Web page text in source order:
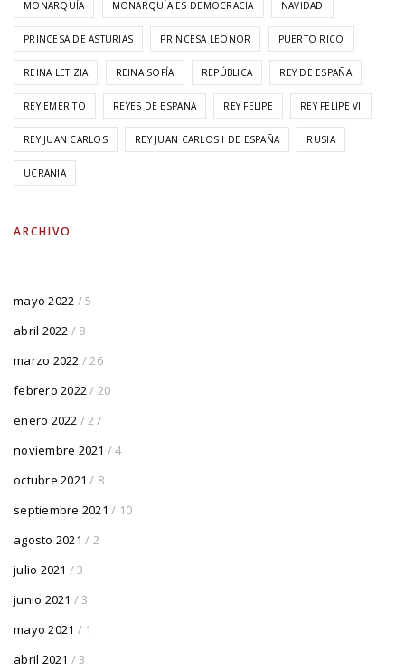
MONARQUÍA MONARQUÍA ES DEMOCRACIA NAVIDAD
PRINCESA DE ASTURIAS PRINCESA LEONOR PUERTO RICO
REINA LETIZIA REINA SOFÍA REPÚBLICA REY DE ESPAÑA
REY EMÉRITO REYES DE ESPAÑA REY FELIPE REY FELIPE VI
REY JUAN CARLOS REY JUAN CARLOS I DE ESPAÑA RUSIA
UCRANIA
ARCHIVO
mayo 2022 / 5
abril 2022 / 8
marzo 2022 / 26
febrero 2022/ 20
enero 2022 / 27
noviembre 2021 / 4
octubre 2021 / 8
septiembre 2021 / 10
agosto 2021 / 2
julio 2021 / 3
junio 2021 / 3
mayo 2021 / 1
abril 2021 / 3